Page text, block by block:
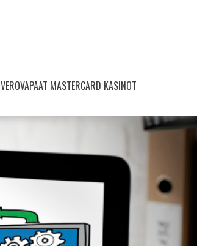
VEROVAPAAT MASTERCARD KASINOT